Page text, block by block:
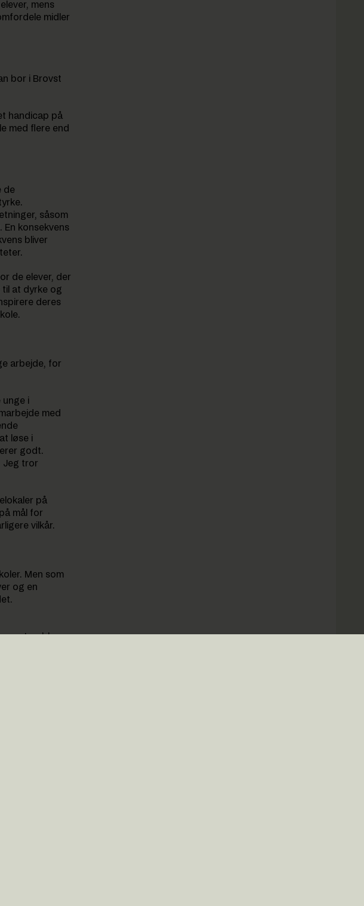
mens
midler
bor i Brovst
handicap på
med flere end
de
såsom
konsekvens
bliver
de elever, der
til at dyrke og
deres
arbejde, for
unge i
med
løse i
godt.
Jeg tror
på
mål for
vilkår.
Men som
og en
netop blev